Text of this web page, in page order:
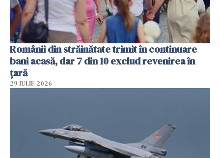
Românii din străinătate trimit în continuare
bani acasă, dar 7 din 10 exclud revenirea în
țară
29 IULIE 2026